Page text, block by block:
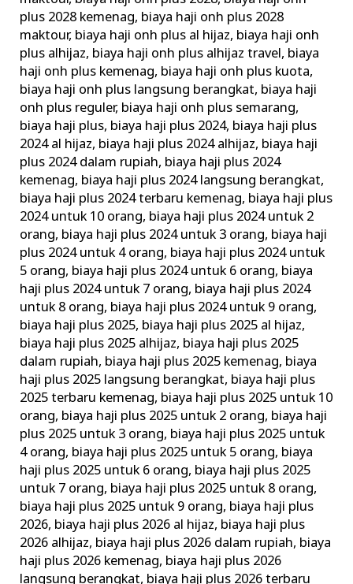
plus 2028 kemenag, biaya haji onh plus 2028
maktour, biaya haji onh plus al hijaz, biaya haji onh
plus alhijaz, biaya haji onh plus alhijaz travel, biaya
haji onh plus kemenag, biaya haji onh plus kuota,
biaya haji onh plus langsung berangkat, biaya haji
onh plus reguler, biaya haji onh plus semarang,
biaya haji plus, biaya haji plus 2024, biaya haji plus
2024 al hijaz, biaya haji plus 2024 alhijaz, biaya haji
plus 2024 dalam rupiah, biaya haji plus 2024
kemenag, biaya haji plus 2024 langsung berangkat,
biaya haji plus 2024 terbaru kemenag, biaya haji plus
2024 untuk 10 orang, biaya haji plus 2024 untuk 2
orang, biaya haji plus 2024 untuk 3 orang, biaya haji
plus 2024 untuk 4 orang, biaya haji plus 2024 untuk
5 orang, biaya haji plus 2024 untuk 6 orang, biaya
haji plus 2024 untuk 7 orang, biaya haji plus 2024
untuk 8 orang, biaya haji plus 2024 untuk 9 orang,
biaya haji plus 2025, biaya haji plus 2025 al hijaz,
biaya haji plus 2025 alhijaz, biaya haji plus 2025
dalam rupiah, biaya haji plus 2025 kemenag, biaya
haji plus 2025 langsung berangkat, biaya haji plus
2025 terbaru kemenag, biaya haji plus 2025 untuk 10
orang, biaya haji plus 2025 untuk 2 orang, biaya haji
plus 2025 untuk 3 orang, biaya haji plus 2025 untuk
4 orang, biaya haji plus 2025 untuk 5 orang, biaya
haji plus 2025 untuk 6 orang, biaya haji plus 2025
untuk 7 orang, biaya haji plus 2025 untuk 8 orang,
biaya haji plus 2025 untuk 9 orang, biaya haji plus
2026, biaya haji plus 2026 al hijaz, biaya haji plus
2026 alhijaz, biaya haji plus 2026 dalam rupiah, biaya
haji plus 2026 kemenag, biaya haji plus 2026
langsung berangkat, biaya haji plus 2026 terbaru